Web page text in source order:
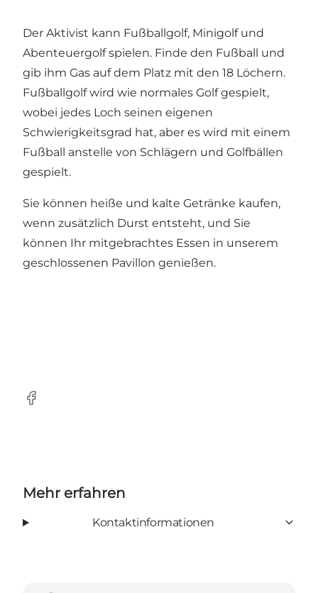
Der Aktivist kann Fußballgolf, Minigolf und
Abenteuergolf spielen. Finde den Fußball und
gib ihm Gas auf dem Platz mit den 18 Löchern.
Fußballgolf wird wie normales Golf gespielt,
wobei jedes Loch seinen eigenen
Schwierigkeitsgrad hat, aber es wird mit einem
Fußball anstelle von Schlägern und Golfbällen
gespielt.
Sie können heiße und kalte Getränke kaufen,
wenn zusätzlich Durst entsteht, und Sie
können Ihr mitgebrachtes Essen in unserem
geschlossenen Pavillon genießen.
Facebook
Mehr erfahren
Kontaktinformationen